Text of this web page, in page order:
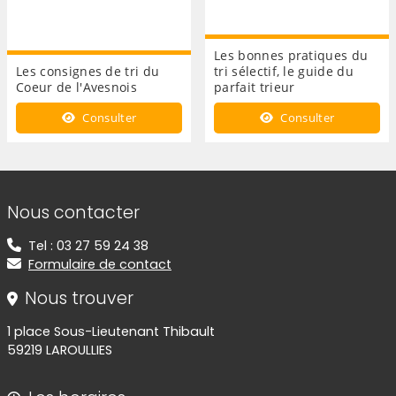
Les consignes de tri du
Coeur de l'Avesnois
Consulter
Les bonnes pratiques du
tri sélectif, le guide du
parfait trieur
Consulter
Informations de contact
Nous contacter
Tel : 03 27 59 24 38
Formulaire de contact
Nous trouver
1 place Sous-Lieutenant Thibault
59219 LAROULLIES